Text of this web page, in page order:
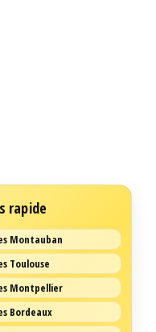
rapide
Montauban
Toulouse
Montpellier
Bordeaux